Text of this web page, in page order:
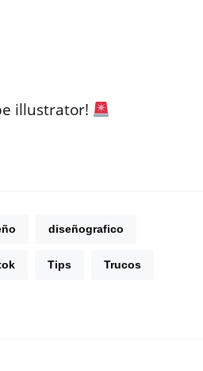
illustrator!
diseñografico
Tips Trucos